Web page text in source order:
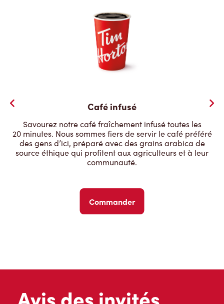
Café infusé
Savourez notre café fraîchement infusé toutes les
20 minutes. Nous sommes fiers de servir le café préféré
des gens d’ici, préparé avec des grains arabica de
source éthique qui profitent aux agriculteurs et à leur
communauté.
Commander
Avis des invités